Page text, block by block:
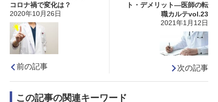
コロナ禍で変化は？
2020年10月26日
前の記事
ト・デメリット―医師の転
職カルテvol.23
2021年1月12日
次の記事
この記事の関連キーワード